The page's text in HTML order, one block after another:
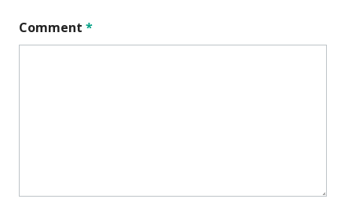
Comment *